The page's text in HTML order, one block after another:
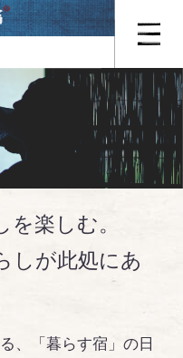
楽しむ。
しが此処にあ
、「暮らす宿」の日